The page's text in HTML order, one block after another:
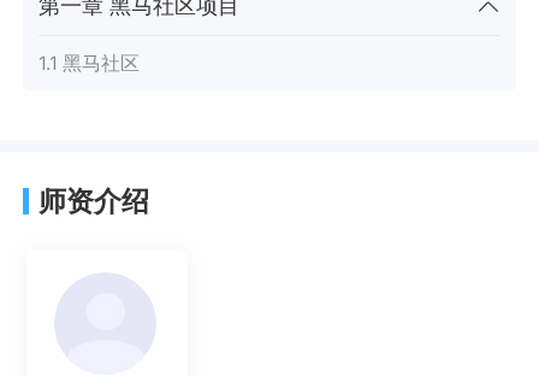
第一章 黑马社区项目
1.1 黑马社区
师资介绍